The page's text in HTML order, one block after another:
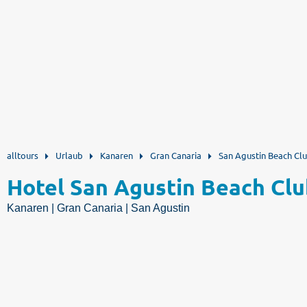
alltours Urlaub Kanaren Gran Canaria San Agustin Beach
Hotel San Agustin Beach
Kanaren | Gran Canaria | San Agustin